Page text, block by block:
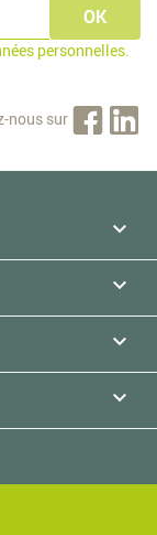
personnelles.
nous sur



